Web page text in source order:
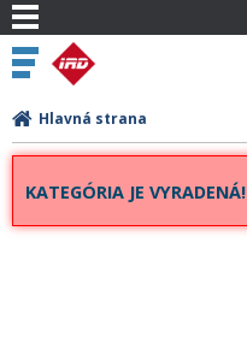
Hlavná strana
KATEGÓRIA JE VYRADENÁ!